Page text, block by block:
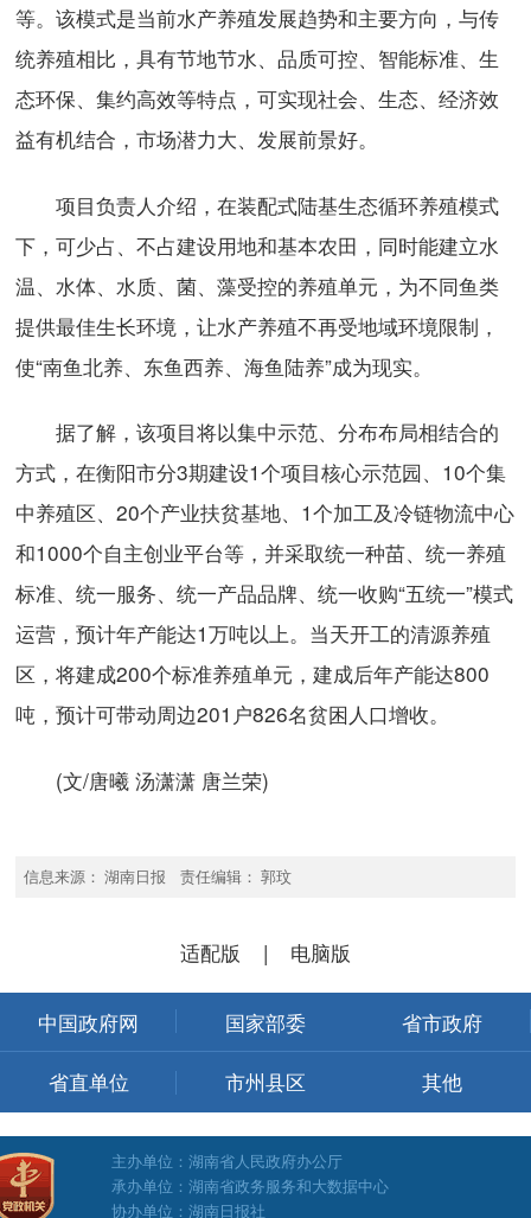
等。该模式是当前水产养殖发展趋势和主要方向，与传
统养殖相比，具有节地节水、品质可控、智能标准、生
态环保、集约高效等特点，可实现社会、生态、经济效
益有机结合，市场潜力大、发展前景好。
项目负责人介绍，在装配式陆基生态循环养殖模式
下，可少占、不占建设用地和基本农田，同时能建立水
温、水体、水质、菌、藻受控的养殖单元，为不同鱼类
提供最佳生长环境，让水产养殖不再受地域环境限制，
使“南鱼北养、东鱼西养、海鱼陆养”成为现实。
据了解，该项目将以集中示范、分布布局相结合的
方式，在衡阳市分3期建设1个项目核心示范园、10个集
中养殖区、20个产业扶贫基地、1个加工及冷链物流中心
和1000个自主创业平台等，并采取统一种苗、统一养殖
标准、统一服务、统一产品品牌、统一收购“五统一”模式
运营，预计年产能达1万吨以上。当天开工的清源养殖
区，将建成200个标准养殖单元，建成后年产能达800
吨，预计可带动周边201户826名贫困人口增收。
(文/唐曦 汤潇潇 唐兰荣)
信息来源： 湖南日报 责任编辑： 郭玟
适配版 | 电脑版
中国政府网 国家部委 省市政府
省直单位 市州县区 其他
主办单位：湖南省人民政府办公厅
承办单位：湖南省政务服务和大数据中心
协办单位：湖南日报社